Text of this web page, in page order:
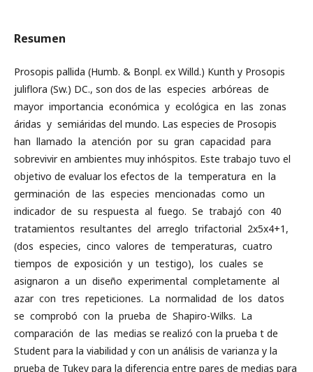
Resumen
Prosopis pallida (Humb. & Bonpl. ex Willd.) Kunth y Prosopis
juliflora (Sw.) DC., son dos de las especies arbóreas de
mayor importancia económica y ecológica en las zonas
áridas y semiáridas del mundo. Las especies de Prosopis
han llamado la atención por su gran capacidad para
sobrevivir en ambientes muy inhóspitos. Este trabajo tuvo el
objetivo de evaluar los efectos de la temperatura en la
germinación de las especies mencionadas como un
indicador de su respuesta al fuego. Se trabajó con 40
tratamientos resultantes del arreglo trifactorial 2x5x4+1,
(dos especies, cinco valores de temperaturas, cuatro
tiempos de exposición y un testigo), los cuales se
asignaron a un diseño experimental completamente al
azar con tres repeticiones. La normalidad de los datos
se comprobó con la prueba de Shapiro-Wilks. La
comparación de las medias se realizó con la prueba t de
Student para la viabilidad y con un análisis de varianza y la
prueba de Tukey para la diferencia entre pares de medias para